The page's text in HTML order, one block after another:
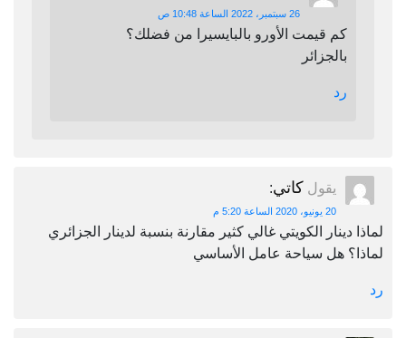
26 سبتمبر، 2022 الساعة 10:48 ص
كم قيمت الأورو بالبايسيرا من فضلك؟
بالجزائر
رد
يقول كاتي:
20 يونيو، 2020 الساعة 5:20 م
لماذا دينار الكويتي غالي كثير مقارنة بنسبة لدينار الجزائري
لماذا؟ هل سياحة عامل الأساسي
رد